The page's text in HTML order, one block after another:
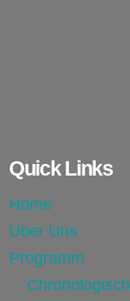
Quick Links
Home
Über Uns
Programm
Chronologisch